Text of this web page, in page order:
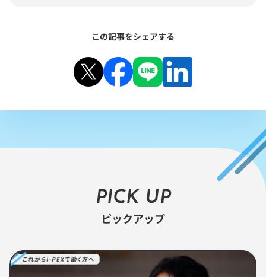
この記事をシェアする
PICK UP
ピックアップ